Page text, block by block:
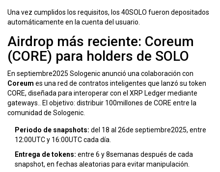
Una vez cumplidos los requisitos, los 40SOLO fueron depositados
automáticamente en la cuenta del usuario.
Airdrop más reciente: Coreum
(CORE) para holders de SOLO
En septiembre2025 Sologenic anunció una colaboración con
Coreum es una red de contratos inteligentes que lanzó su token
CORE, diseñada para interoperar con el XRP Ledger mediante
gateways.
. El objetivo: distribuir 100millones de CORE entre la
comunidad de Sologenic.
Periodo de snapshots: del 18 al 26de septiembre2025, entre
12:00UTC y 16:00UTC cada día.
Entrega de tokens: entre 6 y 8semanas después de cada
snapshot, en fechas aleatorias para evitar manipulación.